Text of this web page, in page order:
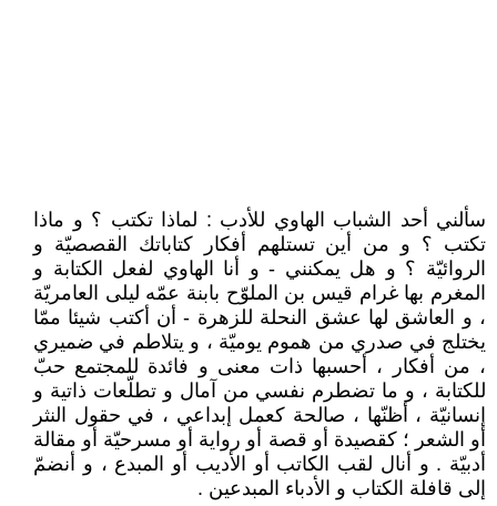
سألني أحد الشباب الهاوي للأدب : لماذا تكتب ؟ و ماذا
تكتب ؟ و من أين تستلهم أفكار كتاباتك القصصيّة و
الروائيّة ؟ و هل يمكنني - و أنا الهاوي لفعل الكتابة و
المغرم بها غرام قيس بن الملوّح بابنة عمّه ليلى العامريّة
، و العاشق لها عشق النحلة للزهرة - أن أكتب شيئا ممّا
يختلج في صدري من هموم يوميّة ، و يتلاطم في ضميري
، من أفكار ، أحسبها ذات معنى و فائدة للمجتمع حبّ
للكتابة ، و ما تضطرم نفسي من آمال و تطلّعات ذاتية و
إنسانيّة ، أظنّها ، صالحة كعمل إبداعي ، في حقول النثر
أو الشعر ؛ كقصيدة أو قصة أو رواية أو مسرحيّة أو مقالة
أدبيّة . و أنال لقب الكاتب أو الأديب أو المبدع ، و أنضمّ
إلى قافلة الكتاب و الأدباء المبدعين .